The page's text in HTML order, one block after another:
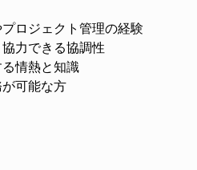
ロジェクト管理の経験
力できる協調性
情熱と知識
可能な方